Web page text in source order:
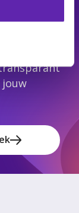
Het
hoe dan
jouw